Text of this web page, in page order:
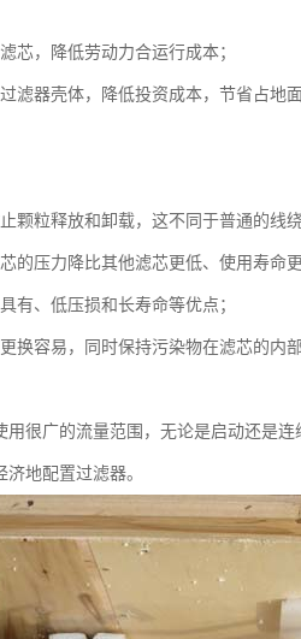
芯，降低劳动力合运行成本；
滤器壳体，降低投资成本，节省占地面
颗粒释放和卸载，这不同于普通的线绕
的压力降比其他滤芯更低、使用寿命更
有、低压损和长寿命等优点；
换容易，同时保持污染物在滤芯的内部
很广的流量范围，无论是启动还是连
地配置过滤器。